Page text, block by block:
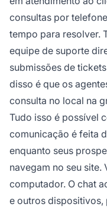
consultas por
tempo para resolver.
equipe de suporte
submissões de
disso é que os
consulta no local na
Tudo isso é possível
comunicação é feita
enquanto seus
navegam no seu site.
computador. O chat
e outros dispositivos,